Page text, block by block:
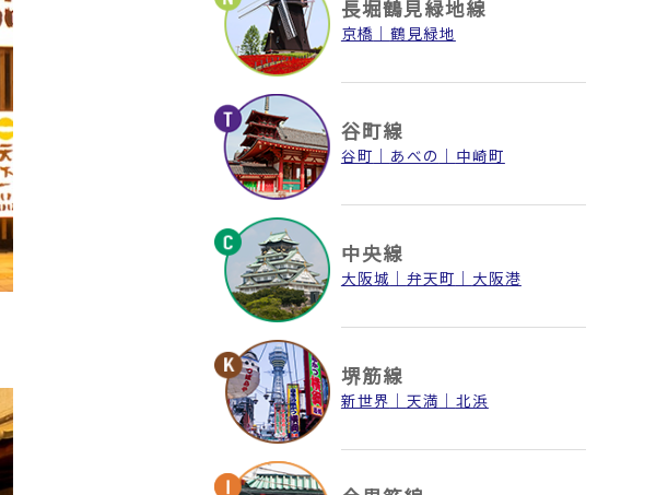
長堀鶴見緑地線
京橋 鶴見緑地
谷町線
谷町 あべの 中崎町
中央線
大阪城 弁天町 大阪港
堺筋線
新世界 天満 北浜